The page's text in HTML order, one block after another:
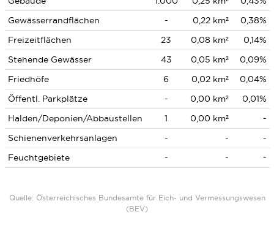
Gewässerrandflächen
- 0,22 km²
0,38%
Freizeitflächen
23 0,08 km²
0,14%
Stehende Gewässer
43 0,05 km²
0,09%
Friedhöfe
6 0,02 km²
0,04%
Öffentl. Parkplätze
- 0,00 km²
0,01%
Halden/Deponien/Abbaustellen
1 0,00 km²
-
Schienenverkehrsanlagen
- -
-
Feuchtgebiete
- - -
Quelle: Österreichisches Bundesamte für Eich- und Vermessungswesen
(BEV)